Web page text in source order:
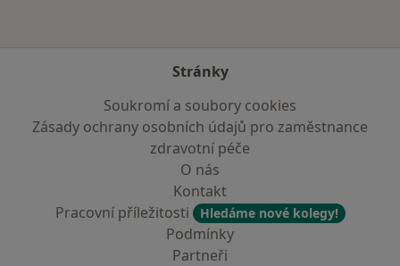
Stránky
Soukromí a soubory cookies
Zásady ochrany osobních údajů pro zaměstnance
zdravotní péče
O nás
Kontakt
Pracovní příležitosti
Hledáme nové kolegy!
Podmínky
Partneři